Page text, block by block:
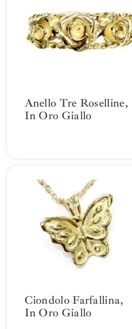
Anello Tre Roselline,
In Oro Giallo
Ciondolo Farfallina,
In Oro Giallo